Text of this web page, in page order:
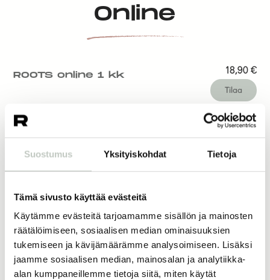
Suostumus Yksityiskohdat Tietoja
Tämä sivusto käyttää evästeitä
Käytämme evästeitä tarjoamamme sisällön ja mainosten
räätälöimiseen, sosiaalisen median ominaisuuksien
tukemiseen ja kävijämäärämme analysoimiseen. Lisäksi
jaamme sosiaalisen median, mainosalan ja analytiikka-
alan kumppaneillemme tietoja siitä, miten käytät
Online
ROOTS online 1 kk 18,90 €
Tilaa
ROOTS online 1 vk
Tilaa
ROOTS online
kuukausijäsenyys
Tilaa